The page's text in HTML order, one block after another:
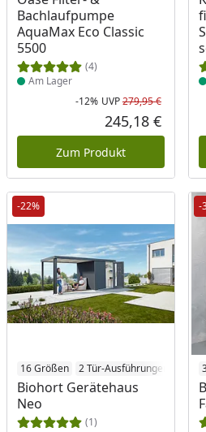
Bachlaufpumpe
AquaMax Eco Classic
5500
(4)
Am Lager
Rabatt
-12% UVP279,95 €
245,18 €
Zum Produkt
-22%
16 Größen 2 Tür-Ausführungen 3
Biohort Gerätehaus
Neo
(1)
Produkt am Lager
-